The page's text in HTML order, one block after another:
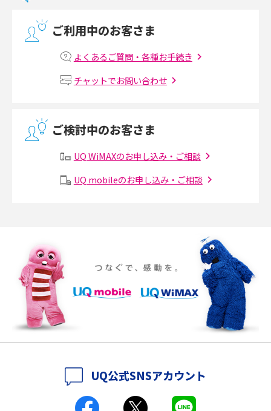
マンションで光回線の利用を始める手順は？設備状況の確認方法も解説
Wi-Fiルーターの設定方法をわかりやすく解説！事前に準備すべきものも紹
無線LANとは？メリット・デメリットや接続方法を解説
メッシュWi-Fiとは？仕組みやメリット・デメリット、中継機との違いを解
ポケット型Wi-Fiをレンタルするメリットとは？選び方や向いている方の特
徴も紹介
持ち運びできるポケット型Wi-Fiのおススメの選び方は？メリット・デメリ
ットも紹介
ポケット型Wi-Fiはクレカなしでも利用できる？口座振替の方法や注意点も
ポケット型Wi-Fiとは？通信の仕組みやメリット・デメリットを解説
ご利用中のお客さま
よくあるご質問・各種お手続き
チャットでお問い合わせ
ご検討中のお客さま
UQ WiMAXのお申し込み・ご相談
UQ mobileのお申し込み・ご相談
UQ公式SNSアカウント